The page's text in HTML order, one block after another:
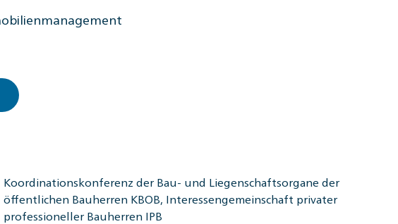
Koordinationskonferenz der Bau- und Liegenschaftsorgane der
öffentlichen Bauherren KBOB, Interessengemeinschaft privater
professioneller Bauherren IPB